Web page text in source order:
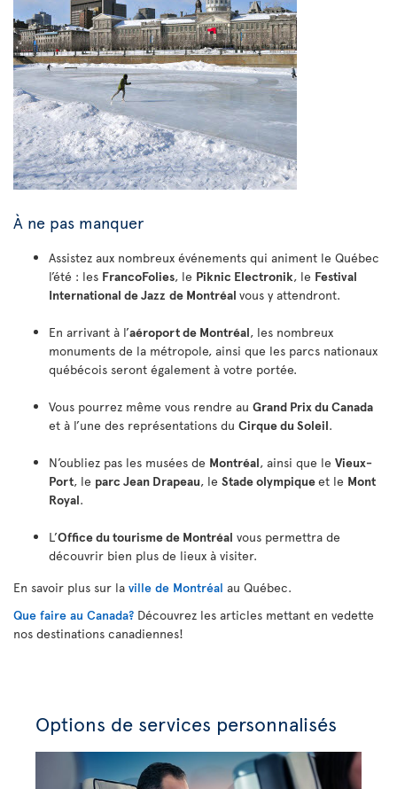
À ne pas manquer
Assistez aux nombreux événements qui animent le Québec
l’été : les FrancoFolies, le Piknic Electronik, le Festival
International de Jazz de Montréal vous y attendront.
En arrivant à l’aéroport de Montréal, les nombreux
monuments de la métropole, ainsi que les parcs nationaux
québécois seront également à votre portée.
Vous pourrez même vous rendre au Grand Prix du Canada
et à l’une des représentations du Cirque du Soleil.
N’oubliez pas les musées de Montréal, ainsi que le Vieux-
Port, le parc Jean Drapeau, le Stade olympiqueet le Mont
Royal.
L’Office du tourisme de Montréal vous permettra de
découvrir bien plus de lieux à visiter.
En savoir plus sur la ville de Montréal au Québec.
Que faire au Canada? Découvrez les articles mettant en vedette
nos destinations canadiennes!
Options de services personnalisés